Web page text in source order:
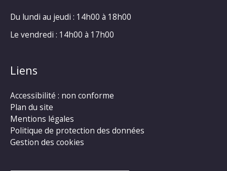
Du lundi au jeudi : 14h00 à 18h00
Le vendredi : 14h00 à 17h00
Liens
Accessibilité : non conforme
Plan du site
Mentions légales
Politique de protection des données
Gestion des cookies